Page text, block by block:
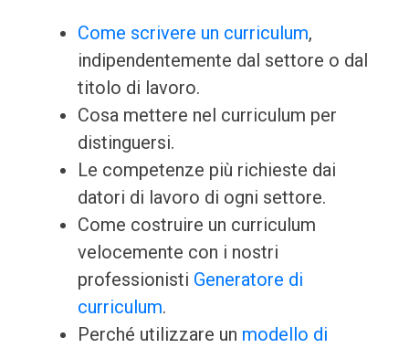
Come scrivere un curriculum,
indipendentemente dal settore o dal
titolo di lavoro.
Cosa mettere nel curriculum per
distinguersi.
Le competenze più richieste dai
datori di lavoro di ogni settore.
Come costruire un curriculum
velocemente con i nostri
professionisti Generatore di
curriculum.
Perché utilizzare un modello di